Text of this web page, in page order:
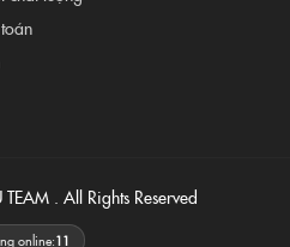
. All Rights Reserved
online:11